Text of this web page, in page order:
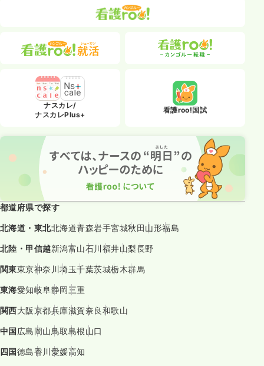
ナスカレ/
ナスカレPlus+
看護roo!国試
都道府県で探す
北海道・東北北海道青森岩手宮城秋田山形福島
北陸・甲信越新潟富山石川福井山梨長野
関東東京神奈川埼玉千葉茨城栃木群馬
東海愛知岐阜静岡三重
関西大阪京都兵庫滋賀奈良和歌山
中国広島岡山鳥取島根山口
四国徳島香川愛媛高知